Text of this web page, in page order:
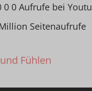
0 0 Aufrufe bei
Seitenaufrufe
Fühlen